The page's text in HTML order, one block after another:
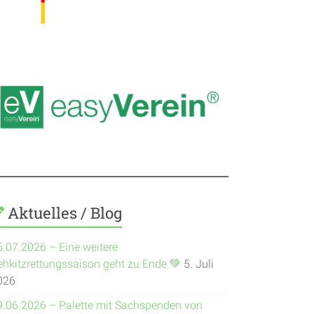
Aktuelles / Blog
– Eine weitere
geht zu Ende 💚 5. Juli
– Palette mit Sachspenden von